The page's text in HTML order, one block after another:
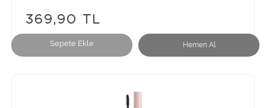
Sepete Ekle Hemen Al
369,90 TL